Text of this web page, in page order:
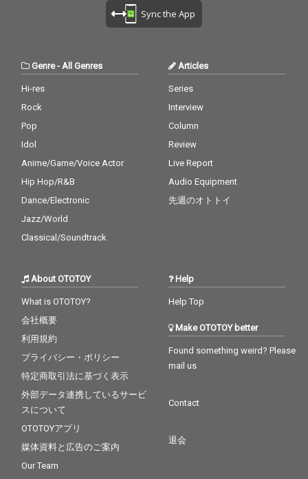
Sync the App
Genre- All Genres
Hi-res
Rock
Pop
Idol
Anime/Game/Voice Actor
Hip Hop/R&B
Dance/Electronic
Jazz/World
Classical/Soundtrack
Articles
Series
Interview
Column
Review
Live Report
Audio Equipment
先週のオトトイ
About OTOTOY
What is OTOTOY?
会社概要
利用規約
プライバシー・ポリシー
特定商取引法に基づく表示
外部データ連携しているサービ
スについて
OTOTOYアプリ
媒体資料と広告のご案内
Our Team
Help
Help Top
Make OTOTOY better
Found something weird? Please
mail us
Contact
退会